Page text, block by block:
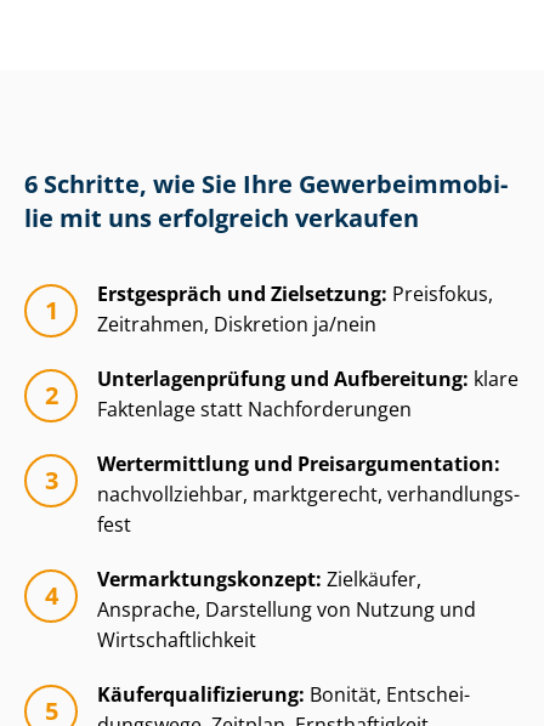
6 Schritte, wie Sie Ihre Ge­wer­be­im­mo­bi­
lie mit uns erfolgreich verkaufen
Erstgespräch und Zielsetzung: Preisfokus,
Zeitrahmen, Diskretion ja/nein
Un­ter­la­gen­prü­fung und Aufbereitung: klare
Faktenlage statt Nachforderungen
Wertermittlung und Preisar­gu­men­ta­ti­on:
nachvollziehbar, marktgerecht, ver­hand­lungs­
fest
Ver­mark­tungs­kon­zept: Zielkäufer,
Ansprache, Darstellung von Nutzung und
Wirt­schaft­lich­keit
Käu­fer­qua­li­fi­zie­rung: Bonität, Ent­schei­